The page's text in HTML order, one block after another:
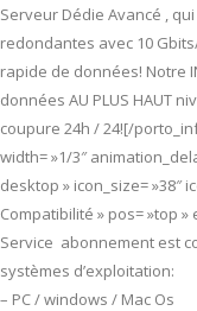
Serveur Dédie Avancé ,
redondantes avec 10
rapide de données! Notre
données AU PLUS HAUT
coupure 24h / 24![/
width= »1/3″
desktop » icon_size= »38″
Compatibilité » pos= »top »
Service abonnement est
systèmes d’exploitation:
– PC / windows / Mac Os